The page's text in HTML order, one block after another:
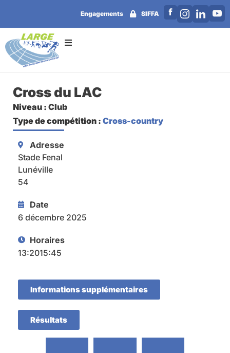
Engagements SIFFA
Cross du LAC
Niveau : Club
Type de compétition : Cross-country
Adresse
Stade Fenal
Lunéville
54
Date
6 décembre 2025
Horaires
13:2015:45
Informations supplémentaires
Résultats